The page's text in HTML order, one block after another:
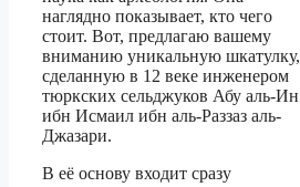
наглядно показывает, кто чего
стоит. Вот, предлагаю вашему
вниманию уникальную шкатулку,
сделанную в 12 веке инженером
тюркских сельджуков Абу аль-Ин
ибн Исмаил ибн аль-Раззаз аль-
Джазари.
В её основу входит сразу